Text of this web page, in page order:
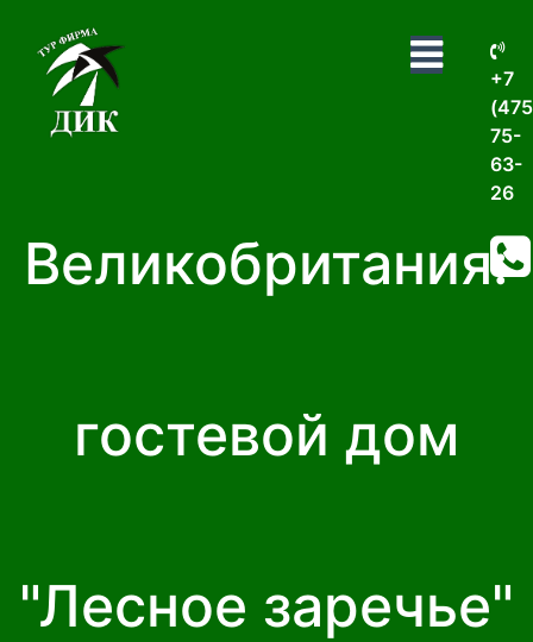
+7
75-
63-
26
Великобритания:
гостевой дом
"Лесное заречье"